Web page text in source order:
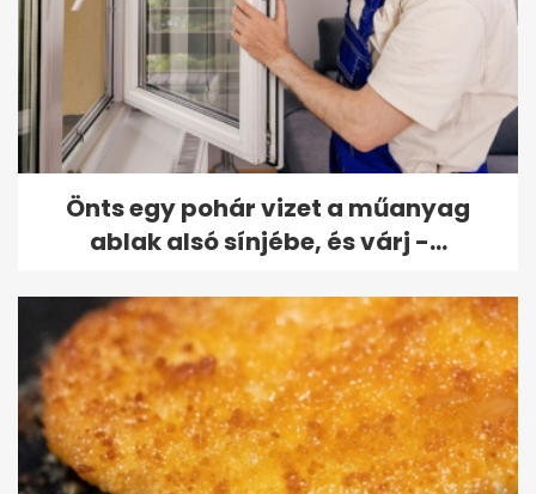
Önts egy pohár vizet a műanyag
ablak alsó sínjébe, és várj -...